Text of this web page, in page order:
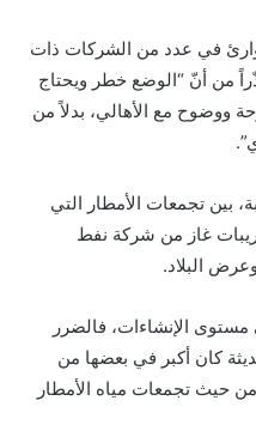
في عدد من الشركات ذات
من أنّ “‏الوضع خطر ويحتاج
ووضوح مع الأهالي، بدلاً من
بين تجمعات الأمطار التي
غاز من شركة نفط
البلاد.
الإنشاءات، فالضرر
كان أكبر في بعضها من
حيث تجمعات مياه الأمطار